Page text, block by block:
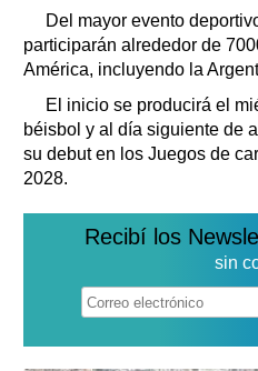
Del mayor evento
participarán alrededor de
América, incluyendo la
El inicio se producirá el
béisbol y al día siguiente de
su debut en los Juegos de
2028.
Recibí los
sin